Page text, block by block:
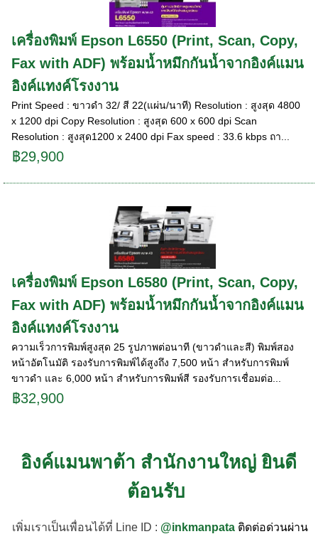
เครื่องพิมพ์ Epson L6550 (Print, Scan, Copy,
Fax with ADF) พร้อมน้ำหมึกกันน้ำจากอิงค์แมน
อิงค์แทงค์โรงงาน
Print Speed : ขาวดำ 32/ สี 22(แผ่น/นาที) Resolution : สูงสุด 4800
x 1200 dpi Copy Resolution : สูงสุด 600 x 600 dpi Scan
Resolution : สูงสุด1200 x 2400 dpi Fax speed : 33.6 kbps ถา...
฿29,900
เครื่องพิมพ์ Epson L6580 (Print, Scan, Copy,
Fax with ADF) พร้อมน้ำหมึกกันน้ำจากอิงค์แมน
อิงค์แทงค์โรงงาน
ความเร็วการพิมพ์สูงสุด 25 รูปภาพต่อนาที (ขาวดำและสี) พิมพ์สอง
หน้าอัตโนมัติ รองรับการพิมพ์ได้สูงถึง 7,500 หน้า สำหรับการพิมพ์
ขาวดำ และ 6,000 หน้า สำหรับการพิมพ์สี รองรับการเชื่อมต่อ...
฿32,900
อิงค์แมนพาต้า สำนักงานใหญ่ ยินดี
ต้อนรับ
เพิ่มเราเป็นเพื่อนได้ที่ Line ID : @inkmanpata ติดต่อด่วนผ่าน